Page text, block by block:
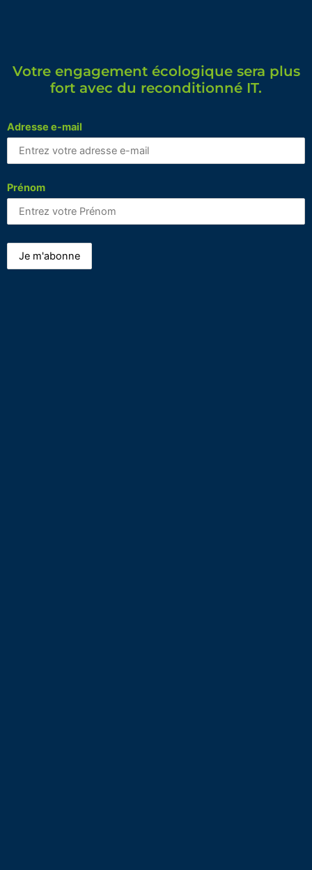
Votre engagement écologique sera plus
fort avec du reconditionné IT.
Adresse e-mail
Prénom